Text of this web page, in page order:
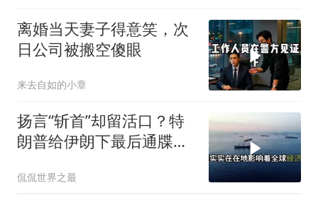
离婚当天妻子得意笑，次
日公司被搬空傻眼
来去自如的小章
扬言“斩首”却留活口？特
朗普给伊朗下最后通牒，
侃侃世界之最